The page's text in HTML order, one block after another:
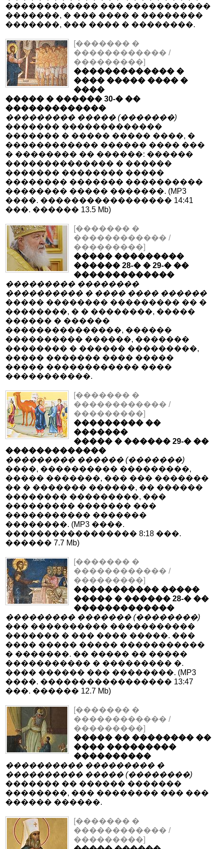
������������ ��� �����������
�������, � ��� ���� � ��������
�������, ��� ���� � ��������.
[������� �
������������ /
���������]
������������� �
���� ����� ���� �
����
����� � ������ 30-� ��
�������������
��������� ����� (�������)
������� �������������
������� � ����� ����� ����, �
������������ ������ ���� ���
� �������� �� ������: ������
�������������� � ������
������� �������� �����
�������� ������� ����������
�������� ����� �������. (MP3
����. ����������������� 14:41
���. ������ 13.5 Mb)
[������� �
������������ /
���������]
����� ���������
������ 28-� � 29-� ��
�������������
��������� ��������
���������� � ���� ���� ������
����� �������� ��������� �� �
��������, � � ��������, �����
������ � ������
���������������, ������
���������� ������, �������
�������� � ������ ���������,
����� ������� ���� �����
����� ������������ ����
�����������.
[������� �
������������ /
���������]
��������� ��
�������
����� � ������ 29-� ��
�������������
��������� ������ (�������)
����, ���������� ���������,
����� �������, ��� ��� �������
�� � ������� ������, �� ������
�������� ���������, ���
��������� ������� ���
����������� �������
��������. (MP3 ����.
����������������� 8:18 ���.
������ 7.7 Mb)
[������� �
������������ /
���������]
����������� �����
����� � ������ 28-� ��
�������������
��������� ������� (��������)
��� ���������� �����������
������� � ��� ���� �����. ���
���� ����� ����� �����������
� �������. �� ����� �� �����
����������� � ��������� �.
���� ������ ��� ��������. (MP3
����. ����������������� 13:47
���. ������ 12.7 Mb)
[������� �
������������ /
���������]
����� �� �������� ��
���� ���������
����������
���������� ��������� �
���������� ����� (��������)
������� �� ������ �������
��������, ��� �������� ��� ���
������ ������.
[������� �
������������ /
���������]